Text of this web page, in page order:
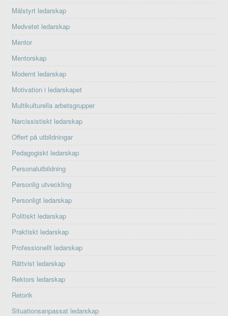
Målstyrt ledarskap
Medvetet ledarskap
Mentor
Mentorskap
Modernt ledarskap
Motivation i ledarskapet
Multikulturella arbetsgrupper
Narcissistiskt ledarskap
Offert på utbildningar
Pedagogiskt ledarskap
Personalutbildning
Personlig utveckling
Personligt ledarskap
Politiskt ledarskap
Praktiskt ledarskap
Professionellt ledarskap
Rättvist ledarskap
Rektors ledarskap
Retorik
Situationsanpassat ledarskap